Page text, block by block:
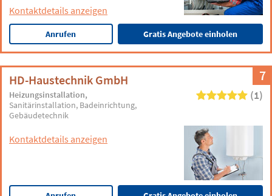
Kontaktdetails anzeigen
Anrufen Gratis Angebote einholen
7
HD-Haustechnik GmbH
Heizungsinstallation
Sanitärinstallation Badeinrichtung
Gebäudetechnik
(1)
Kontaktdetails anzeigen